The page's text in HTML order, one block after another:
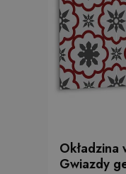
Okładzina
Gwiazdy